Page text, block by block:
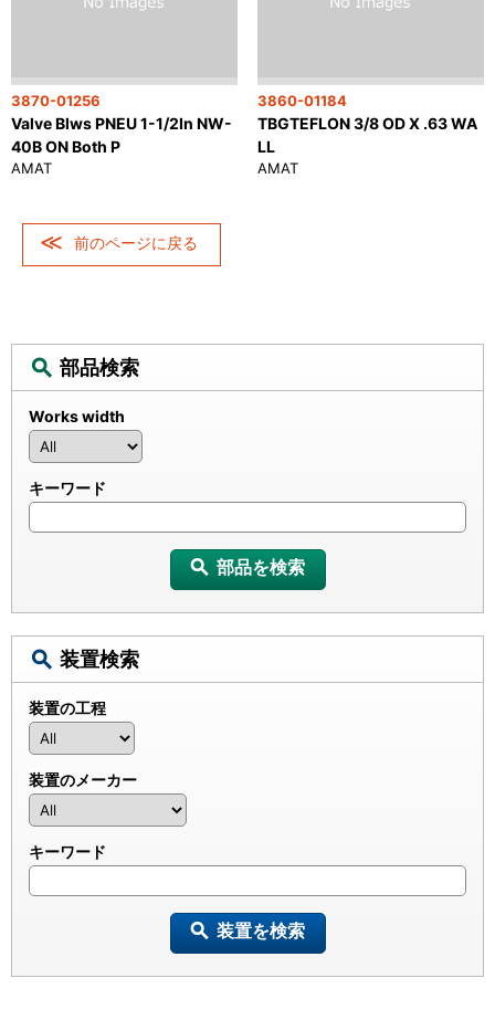
Valve Blws PNEU 1-1/2In NW-
40B ON Both P
3870-01256
AMAT
TBGTEFLON 3/8 OD X .63 WA
LL
3860-01184
AMAT
前のページに戻る
部品検索
Works width
キーワード
部品を検索
装置検索
装置の工程
装置のメーカー
キーワード
装置を検索